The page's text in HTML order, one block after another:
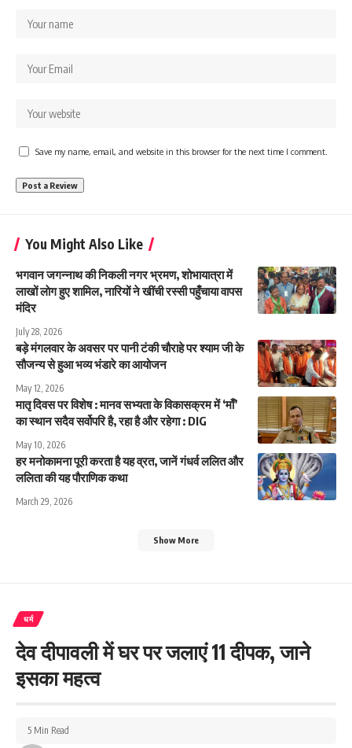
Save my name, email, and website in this browser for the next time I comment.
You Might Also Like
भगवान जगन्नाथ की निकली नगर भ्रमण, शोभायात्रा में
लाखों लाेग हुए शामिल, नारियों ने खींची रस्सी पहुँचाया वापस
मंदिर
July 28, 2026
बड़े मंगलवार के अवसर पर पानी टंकी चौराहे पर श्याम जी के
सौजन्य से हुआ भव्य भंडारे का आयोजन
May 12, 2026
मातृ दिवस पर विशेष : मानव सभ्यता के विकासक्रम में ‘माँ’
का स्थान सदैव सर्वोपरि है, रहा है और रहेगा : DIG
May 10, 2026
हर मनोकामना पूरी करता है यह व्रत, जानें गंधर्व ललित और
ललिता की यह पौराणिक कथा
March 29, 2026
Show More
धर्म
देव दीपावली में घर पर जलाएं 11 दीपक, जाने
इसका महत्व
5 Min Read